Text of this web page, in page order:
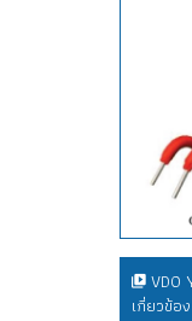
VDO
เกี่ยวข้อง